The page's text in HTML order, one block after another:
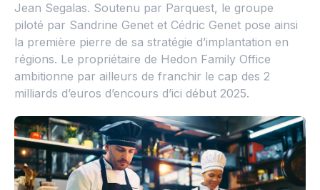
Jean Segalas. Soutenu par Parquest, le groupe
piloté par Sandrine Genet et Cédric Genet pose ainsi
la première pierre de sa stratégie d’implantation en
régions. Le propriétaire de Hedon Family Office
ambitionne par ailleurs de franchir le cap des 2
milliards d’euros d’encours d’ici début 2025.